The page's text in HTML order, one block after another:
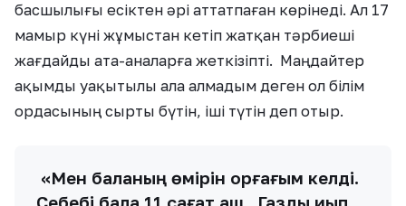
басшылығы есіктен әрі аттатпаған көрінеді. Ал 17
мамыр күні жұмыстан кетіп жатқан тәрбиеші
жағдайды ата-аналарға жеткізіпті. Маңдайтер
ақымды уақытылы ала алмадым деген ол білім
ордасының сырты бүтін, іші түтін деп отыр.
«Мен баланың өмірін қорғағым келді.